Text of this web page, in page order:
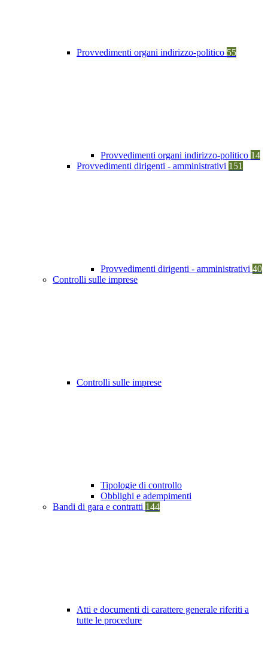
Provvedimenti organi indirizzo-politico 55
Provvedimenti organi indirizzo-politico 14
Provvedimenti dirigenti - amministrativi 151
Provvedimenti dirigenti - amministrativi 40
Controlli sulle imprese
Controlli sulle imprese
Tipologie di controllo
Obblighi e adempimenti
Bandi di gara e contratti 144
Atti e documenti di carattere generale riferiti a
tutte le procedure